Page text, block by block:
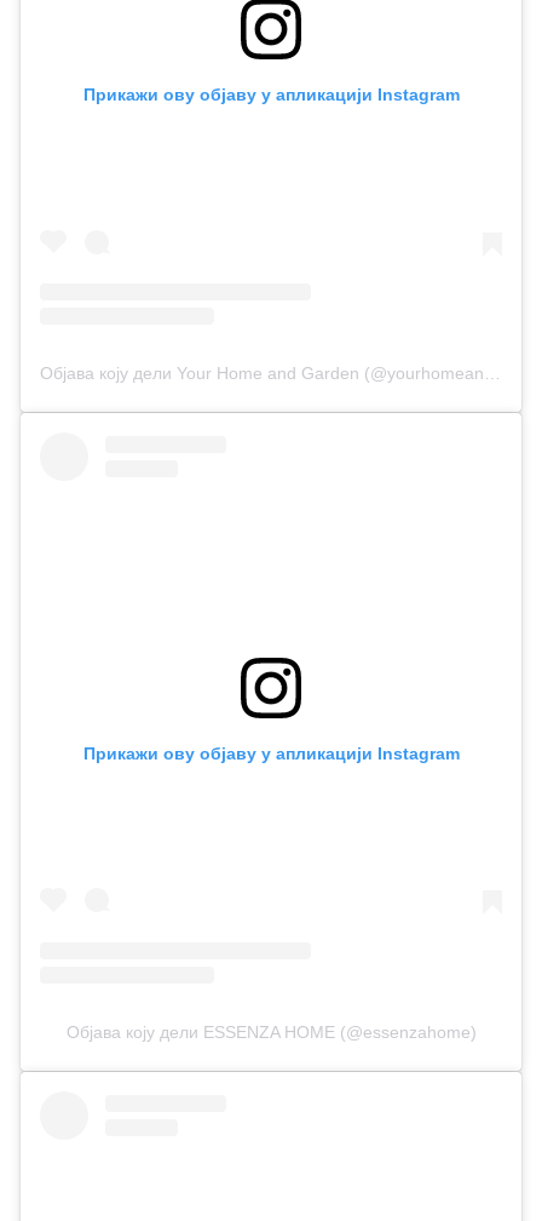
Прикажи ову објаву у апликацији Instagram
Објава коју дели Your Home and Garden (@yourhomeandgarden)
Прикажи ову објаву у апликацији Instagram
Објава коју дели ESSENZA HOME (@essenzahome)